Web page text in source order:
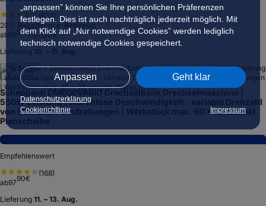
„anpassen” können Sie Ihre persönlichen Präferenzen
festlegen. Dies ist auch nachträglich jederzeit möglich. Mit
dem Klick auf „Nur notwendige Cookies” werden lediglich
technisch notwendige Cookies gespeichert.
Anpassen Geht klar
Datenschutzerklärung
Cookierichtlinie
Impressum
(632)
20
zum ⌀-Bestpreis
ab
90€127,32 €
Lieferung
Scheppach DM600VARIO Drechselbank Drechselmaschine |
550W Leistung | stufenlose Geschwindigkeit - variable Drehzahl
von 800–3000 Umdrehungen | Werkstück max. 60 x 25 cm inkl.
Planscheibe
7,5
Empfehlenswert
(168)
ab9790€
Lieferung 11. – 13. Aug.